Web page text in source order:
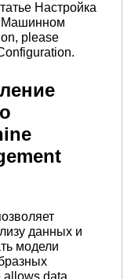
Настройка
Машинном
please
данных и
модели
allows data